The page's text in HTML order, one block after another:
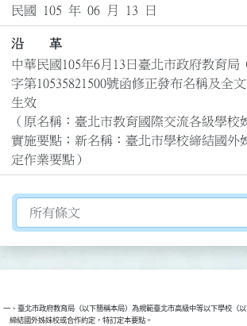
民國 105 年 06 月 13 日
沿 革
中華民國105年6月13日臺北市政府教育局
字第10535821500號函修正發布名稱及全
生效
（原名稱：臺北市教育國際交流各級學校
實施要點；新名稱：臺北市學校締結國外
定作業要點）
切換選擇法規資訊內容
一、臺北市政府教育局（以下簡稱本局）為規範臺北市高級中等以下學校（以